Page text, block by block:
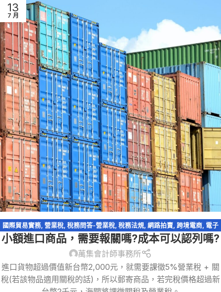
13
7 月
國際貿易實務 營業稅 稅務問答-營業稅 稅務法規 網路拍賣 跨境電商 電子
商務
小額進口商品，需要報關嗎?成本可以認列嗎?
萬集會計師事務所
進口貨物超過價值新台幣2,000元，就需要課徵5%營業稅 + 關
稅(若該物品適用關稅的話)，所以郵寄商品，若完稅價格超過新